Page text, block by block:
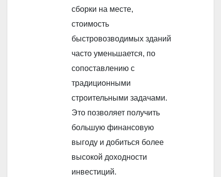
сборки на месте,
стоимость
быстровозводимых зданий
часто уменьшается, по
сопоставлению с
традиционными
строительными задачами.
Это позволяет получить
большую финансовую
выгоду и добиться более
высокой доходности
инвестиций.